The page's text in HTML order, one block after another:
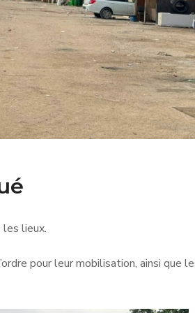
lieux.
pour leur mobilisation, ainsi que